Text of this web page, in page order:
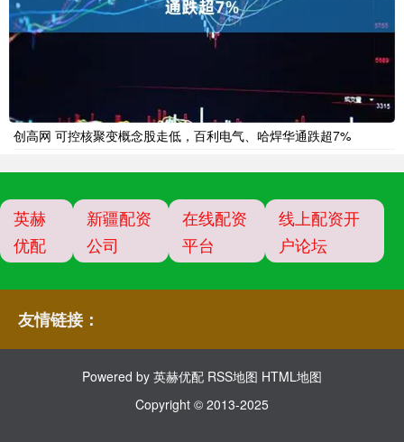
创高网 可控核聚变概念股走低，百利电气、哈焊华通跌超7%
英赫
优配
新疆配资
公司
在线配资
平台
线上配资开
户论坛
友情链接：
Powered by 英赫优配 RSS地图 HTML地图
Copyright © 2013-2025